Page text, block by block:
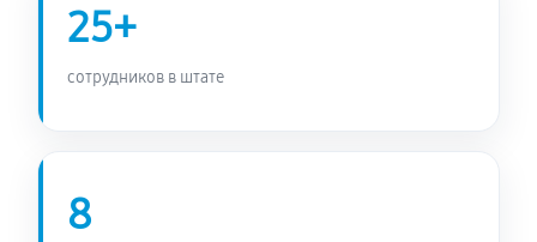
25+
сотрудников в штате
8